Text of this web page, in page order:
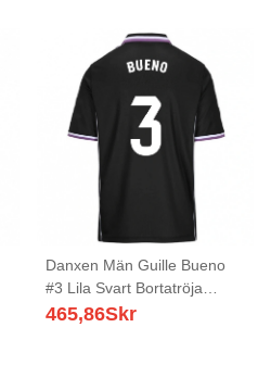
Danxen Män Guille Bueno
#3 Lila Svart Bortatröja
Matchtröjor 2025/26 Tröjor
465,86Skr